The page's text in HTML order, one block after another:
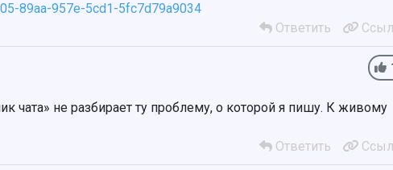
89aa-957e-5cd1-5fc7d79a9034
Ответить
не разбирает ту проблему, о которой я пишу. К живому
Ответить